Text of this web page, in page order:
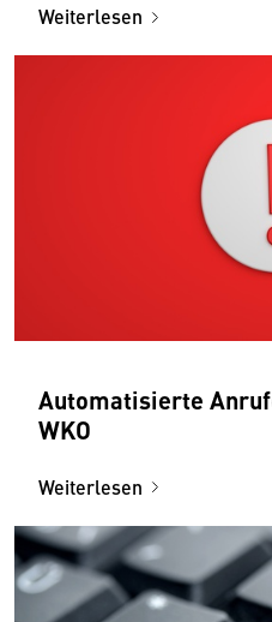
Weiterlesen
Automatisierte
WKO
Weiterlesen